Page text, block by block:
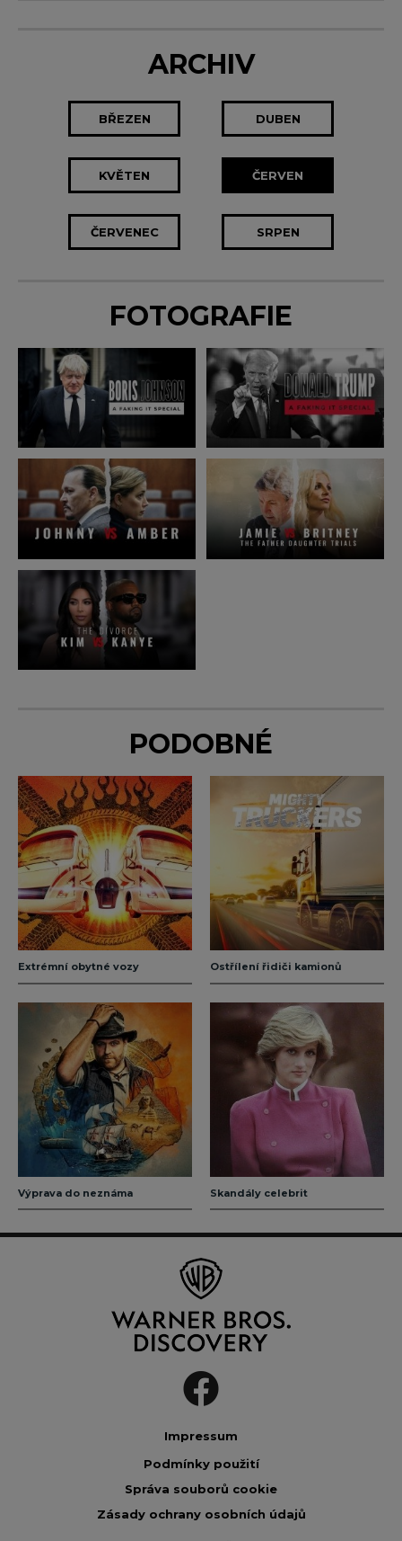
ARCHIV
BŘEZEN DUBEN
KVĚTEN ČERVEN
ČERVENEC SRPEN
FOTOGRAFIE
PODOBNÉ
Extrémní obytné vozy Ostřílení řidiči kamionů
Výprava do neznáma Skandály celebrit
Impressum
Podmínky použití
Správa souborů cookie
Zásady ochrany osobních údajů